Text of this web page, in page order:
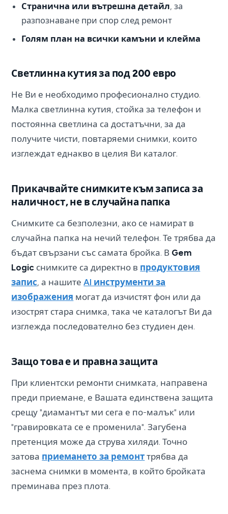
Странична или вътрешна детайл, за
разпознаване при спор след ремонт
Голям план на всички камъни и клейма
Светлинна кутия за под 200 евро
Не Ви е необходимо професионално студио.
Малка светлинна кутия, стойка за телефон и
постоянна светлина са достатъчни, за да
получите чисти, повтаряеми снимки, които
изглеждат еднакво в целия Ви каталог.
Прикачвайте снимките към записа за
наличност, не в случайна папка
Снимките са безполезни, ако се намират в
случайна папка на нечий телефон. Те трябва да
бъдат свързани със самата бройка. В Gem
Logic снимките са директно в продуктовия
запис, а нашитеAI инструменти за
изображения могат да изчистят фон или да
изострят стара снимка, така че каталогът Ви да
изглежда последователно без студиен ден.
Защо това е и правна защита
При клиентски ремонти снимката, направена
преди приемане, е Вашата единствена защита
срещу "диамантът ми сега е по-малък" или
"гравировката се е променила". Загубена
претенция може да струва хиляди. Точно
затова приемането за ремонт трябва да
заснема снимки в момента, в който бройката
преминава през плота.